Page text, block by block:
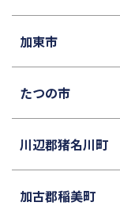
加東市
たつの市
川辺郡猪名川町
加古郡稲美町